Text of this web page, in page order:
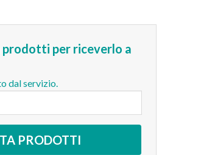
prodotti per riceverlo a
dal servizio.
PRODOTTI